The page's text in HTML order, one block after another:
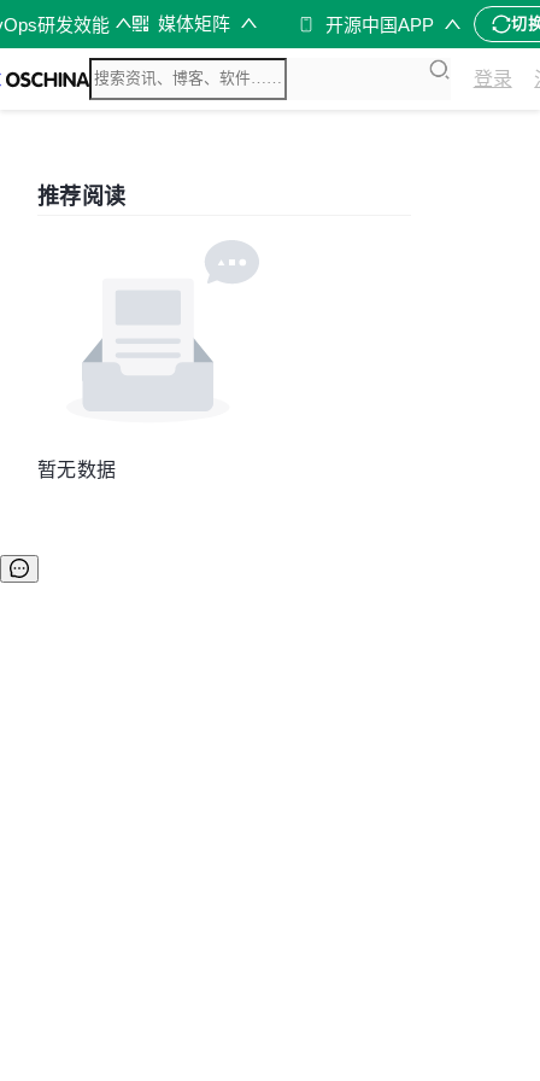
研发效能 媒体矩阵 开源中国APP 切
登录
推荐阅读
暂无数据